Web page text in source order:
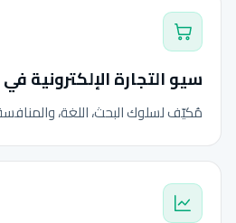
سيو التجارة الإلكترونية في
مُكيّف لسلوك البحث، اللغة،